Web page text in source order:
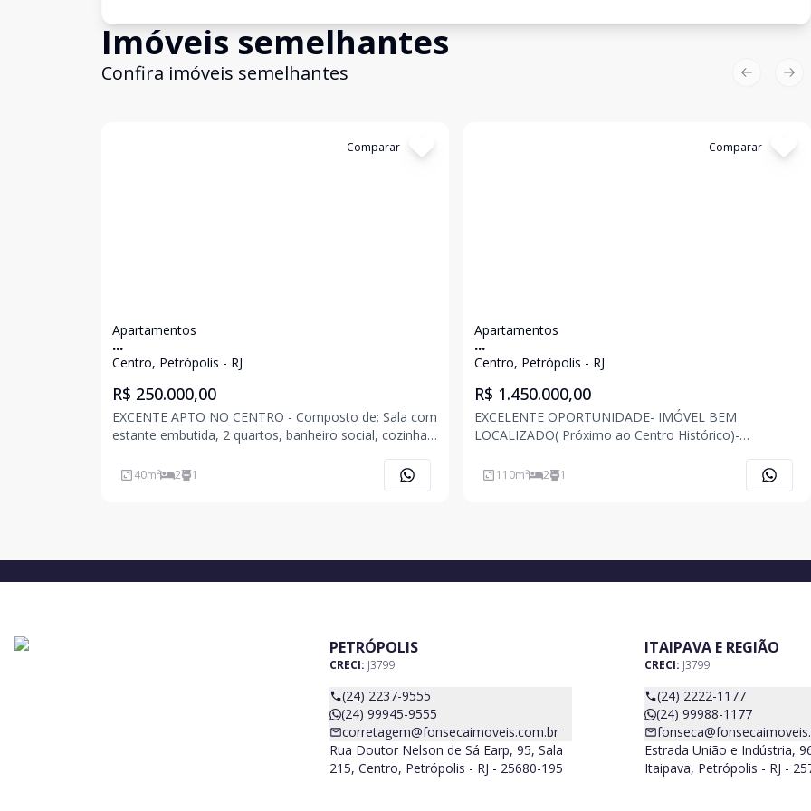
Imóveis semelhantes
Confira imóveis semelhantes
Comparar
Apartamentos
...
Centro, Petrópolis - RJ
R$ 250.000,00
EXCENTE APTO NO CENTRO - Composto de: Sala com
estante embutida, 2 quartos, banheiro social, cozinha
40m² 2 1
Comparar
Apartamentos
...
Centro, Petrópolis - RJ
R$ 1.450.000,00
EXCELENTE OPORTUNIDADE- IMÓVEL BEM
LOCALIZADO( Próximo ao Centro Histórico)-
quartos, banheiro social, cozinha( c/ armários), área de
serviço. OBS: Estuda permuta por imóvel de menor
110m² 2 1
Previous
PETRÓPOLIS
CRECI: J3799
(24) 2237-9555
(24) 99945-9555
corretagem@fonsecaimoveis.com.br
Rua Doutor Nelson de Sá Earp, 95, Sala
215, Centro, Petrópolis - RJ - 25680-195
ITAIPAVA E REGIÃO
CRECI: J3799
(24) 2222-1177
(24) 99988-1177
Estrada União e Indústria,
Itaipava, Petrópolis - RJ -